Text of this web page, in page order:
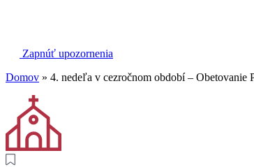
Zapnúť upozornenia
Domov » 4. nedeľa v cezročnom období – Obetovanie